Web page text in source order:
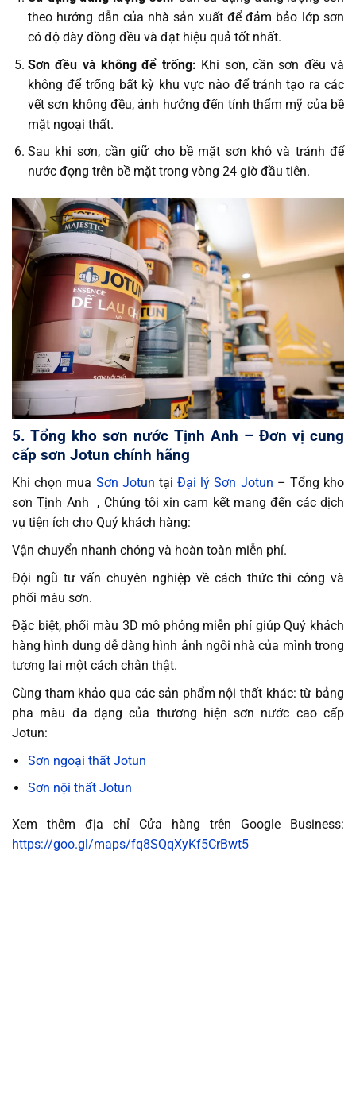
theo hướng dẫn của nhà sản xuất để đảm bảo lớp sơn
có độ dày đồng đều và đạt hiệu quả tốt nhất.
Sơn đều và không để trống: Khi sơn, cần sơn đều và
không để trống bất kỳ khu vực nào để tránh tạo ra các
vết sơn không đều, ảnh hưởng đến tính thẩm mỹ của bề
mặt ngoại thất.
Sau khi sơn, cần giữ cho bề mặt sơn khô và tránh để
nước đọng trên bề mặt trong vòng 24 giờ đầu tiên.
5. Tổng kho sơn nước Tịnh Anh – Đơn vị cung
cấp sơn Jotun chính hãng
Khi chọn mua Sơn Jotun tạiĐại lý Sơn Jotun – Tổng kho
sơn Tịnh Anh , Chúng tôi xin cam kết mang đến các dịch
vụ tiện ích cho Quý khách hàng:
Vận chuyển nhanh chóng và hoàn toàn miễn phí.
Đội ngũ tư vấn chuyên nghiệp về cách thức thi công và
phối màu sơn.
Đặc biệt, phối màu 3D mô phỏng miễn phí giúp Quý khách
hàng hình dung dễ dàng hình ảnh ngôi nhà của mình trong
tương lai một cách chân thật.
Cùng tham khảo qua các sản phẩm nội thất khác: từ bảng
pha màu đa dạng của thương hiện sơn nước cao cấp
Jotun:
Sơn ngoại thất Jotun
Sơn nội thất Jotun
Xem thêm địa chỉ Cửa hàng trên Google Business:
https://goo.gl/maps/fq8SQqXyKf5CrBwt5